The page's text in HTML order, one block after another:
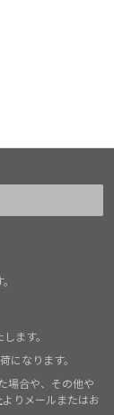
します。
になります。
場合や、その他や
りメールまたはお